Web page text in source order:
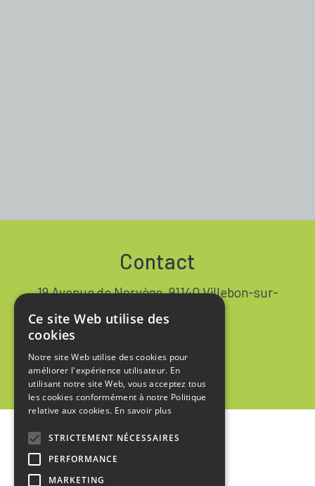
Contact
19 Avenue de Norvège, 91140 Villebon-sur-
+33 1 64 53 37 90
Contact
Accueil
Ce site Web utilise des
cookies
Notre site Web utilise des cookies pour
améliorer l'expérience utilisateur. En
utilisant notre site Web, vous acceptez tous
les cookies conformément à notre Politique
relative aux cookies. En savoir plus
STRICTEMENT NÉCESSAIRES
PERFORMANCE
MARKETING